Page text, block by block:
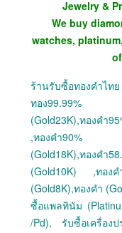
Jewelry &
We buy
watches,
ร้านรับซื้อทองคำไ
ทอง99.99%
(Gold23K),ทองคำ
,ทองคำ90%
(Gold18K),ทองค
(Gold10K) ,ทอง
(Gold8K),ทองคำ
ซื้อแพลทินัม
/Pd), รับซื้อเครื่อง